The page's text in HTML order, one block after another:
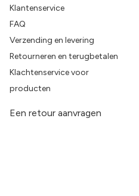
Klantenservice
FAQ
Verzending en levering
Retourneren en terugbetalen
Klachtenservice voor
producten
Een retour aanvragen